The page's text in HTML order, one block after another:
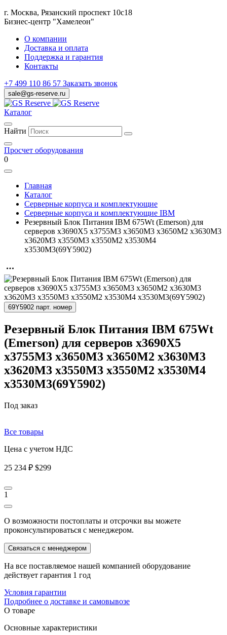
г. Москва, Рязанский проспект 10с18
Бизнес-центр "Хамелеон"
О компании
Доставка и оплата
Поддержка и гарантия
Контакты
+7 499 110 86 57 Заказать звонок
sale@gs-reserve.ru
Каталог
Найти
Просчет оборудования
0
Главная
Каталог
Серверные корпуса и комплектующие
Серверные корпуса и комплектующие IBM
Резервный Блок Питания IBM 675Wt (Emerson) для
серверов x3690X5 x3755M3 x3650M3 x3650M2 x3630M3
x3620M3 x3550M3 x3550M2 x3530M4
x3530M3(69Y5902)
69Y5902 парт. номер
Резервный Блок Питания IBM 675Wt
(Emerson) для серверов x3690X5
x3755M3 x3650M3 x3650M2 x3630M3
x3620M3 x3550M3 x3550M2 x3530M4
x3530M3(69Y5902)
Под заказ
Все товары
Цена с учетом НДС
25 234 ₽ $299
1
О возможности постоплаты и отсрочки вы можете
проконсультироваться с менеджером.
Связаться с менеджером
На все поставляемое нашей компанией оборудование
действует гарантия 1 год
Условия гарантии
Подробнее о доставке и самовывозе
О товаре
Основные характеристики